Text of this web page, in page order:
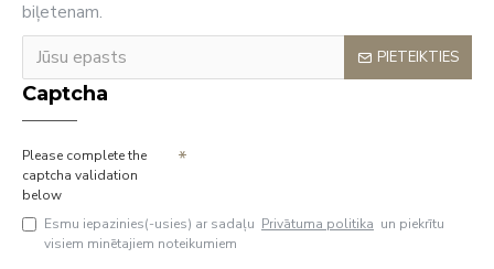
biļetenam.
PIETEIKTIES
Captcha
Please complete the
captcha validation
below
Esmu iepazinies(-usies) ar sadaļu Privātuma politika un piekrītu
visiem minētajiem noteikumiem